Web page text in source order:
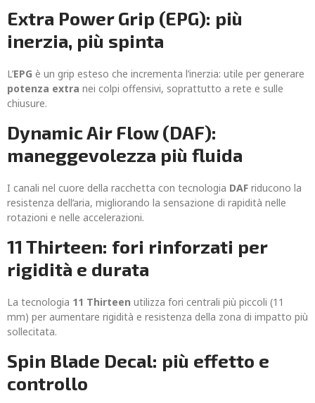
Extra Power Grip (EPG): più
inerzia, più spinta
L’EPG è un grip esteso che incrementa l’inerzia: utile per generare
potenza extra nei colpi offensivi, soprattutto a rete e sulle
chiusure.
Dynamic Air Flow (DAF):
maneggevolezza più fluida
I canali nel cuore della racchetta con tecnologia DAF riducono la
resistenza dell’aria, migliorando la sensazione di rapidità nelle
rotazioni e nelle accelerazioni.
11 Thirteen: fori rinforzati per
rigidità e durata
La tecnologia 11 Thirteen utilizza fori centrali più piccoli (11
mm) per aumentare rigidità e resistenza della zona di impatto più
sollecitata.
Spin Blade Decal: più effetto e
controllo